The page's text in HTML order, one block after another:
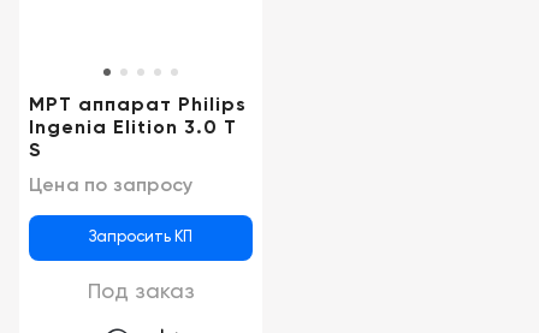
МРТ аппарат Philips
Ingenia Elition 3.0 T
S
Цена по запросу
Запросить КП
Под заказ